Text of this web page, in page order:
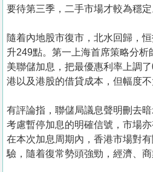
要待第三季，二手市場才較為穩定
隨着內地股市復市，北水回歸，
升249點。第一上海首席策略分析
美聯儲加息，把最優惠利率上調
港以及港股的借貸成本，但幅度不
有評論指，聯儲局議息聲明刪去
考慮暫停加息的明確信號，市場亦
在本次加息周期內，香港市場對
驗，隨着復常勢頭強勁，經濟、商